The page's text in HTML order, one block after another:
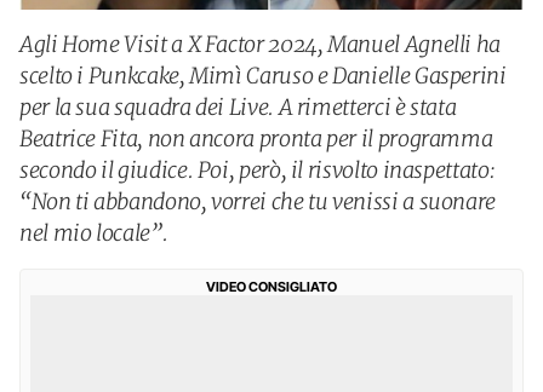
Agli Home Visit a X Factor 2024, Manuel Agnelli ha
scelto i Punkcake, Mimì Caruso e Danielle Gasperini
per la sua squadra dei Live. A rimetterci è stata
Beatrice Fita, non ancora pronta per il programma
secondo il giudice. Poi, però, il risvolto inaspettato:
“Non ti abbandono, vorrei che tu venissi a suonare
nel mio locale”.
VIDEO CONSIGLIATO